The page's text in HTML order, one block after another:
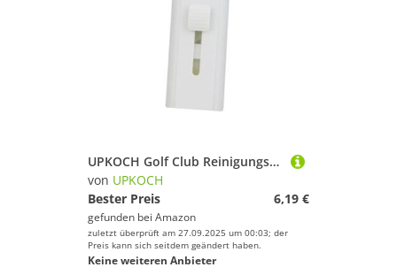
UPKOCH Golf Club Reinigungsbürste mit Integriertem Rillenreiniger Kompakt Klappbar aus Robustem Kunststoff und Kupferdraht für Gründliche Reinigung von Golfschlägern und Bällen
von UPKOCH
Bester Preis
6,19 €
gefunden bei Amazon
zuletzt überprüft am 27.09.2025 um 00:03; der
Preis kann sich seitdem geändert haben.
Keine weiteren Anbieter